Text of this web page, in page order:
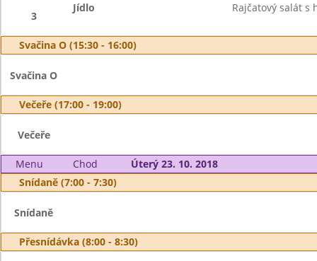
3
Jídlo Rajčatový salát s
Svačina O (15:30 - 16:00)
Svačina O
Večeře (17:00 - 19:00)
Večeře
Menu Chod
Úterý 23. 10. 2018
Snídaně (7:00 - 7:30)
Snídaně
Přesnídávka (8:00 - 8:30)